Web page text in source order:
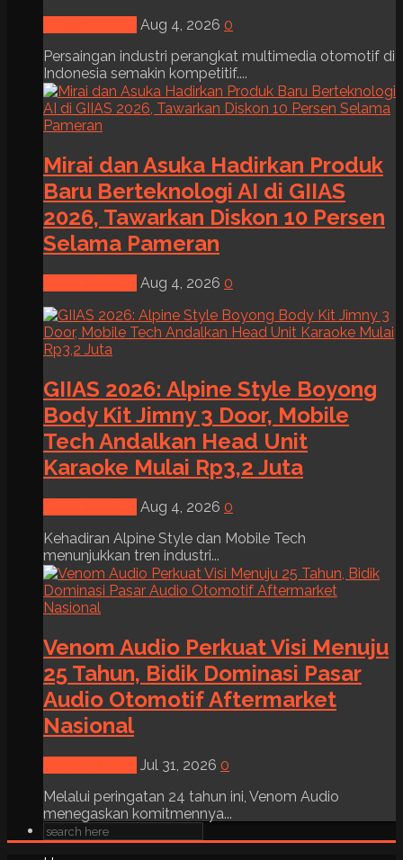
Aug 4, 2026 0
Persaingan industri perangkat multimedia otomotif di
Indonesia semakin kompetitif....
Mirai dan Asuka Hadirkan Produk
Baru Berteknologi AI di GIIAS
2026, Tawarkan Diskon 10 Persen
Selama Pameran
Aug 4, 2026 0
GIIAS 2026: Alpine Style Boyong
Body Kit Jimny 3 Door, Mobile
Tech Andalkan Head Unit
Karaoke Mulai Rp3,2 Juta
Aug 4, 2026 0
Kehadiran Alpine Style dan Mobile Tech
menunjukkan tren industri...
Venom Audio Perkuat Visi Menuju
25 Tahun, Bidik Dominasi Pasar
Audio Otomotif Aftermarket
Nasional
Jul 31, 2026 0
Melalui peringatan 24 tahun ini, Venom Audio
menegaskan komitmennya...